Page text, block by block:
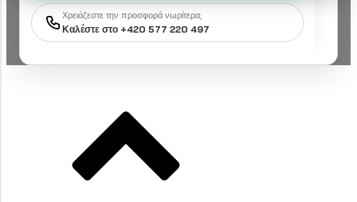
Χρειάζεστε την προσφορά νωρίτερα;
Καλέστε στο +420 577 220 497